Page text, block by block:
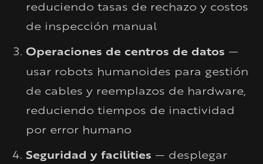
reduciendo tasas de rechazo y costos
de inspección manual
Operaciones de centros de datos —
usar robots humanoides para gestión
de cables y reemplazos de hardware,
reduciendo tiempos de inactividad
por error humano
Seguridad y facilities — desplegar